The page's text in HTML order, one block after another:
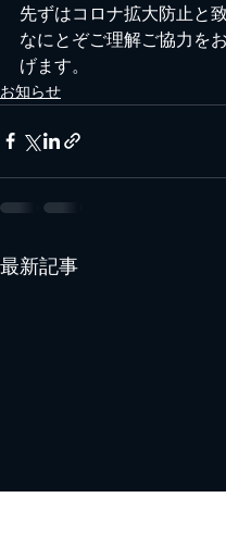
先ずはコロナ拡大防止と
なにとぞご理解ご協力を
げます。
お知らせ
最新記事